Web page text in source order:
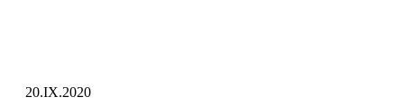
20.IX.2020